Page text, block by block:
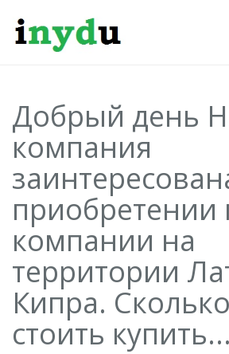
Добрый день
компания
приобретении
компании на
территории
Кипра.
стоить купить...